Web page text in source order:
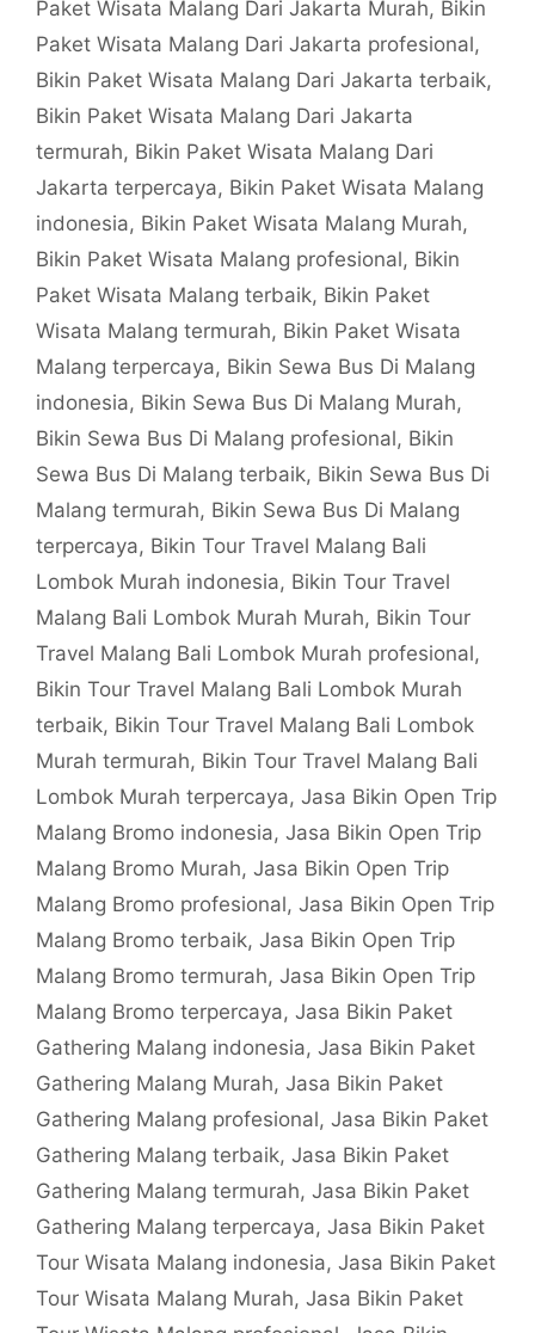
Paket Wisata Malang Dari Jakarta Murah, Bikin
Paket Wisata Malang Dari Jakarta profesional,
Bikin Paket Wisata Malang Dari Jakarta terbaik,
Bikin Paket Wisata Malang Dari Jakarta
termurah, Bikin Paket Wisata Malang Dari
Jakarta terpercaya, Bikin Paket Wisata Malang
indonesia, Bikin Paket Wisata Malang Murah,
Bikin Paket Wisata Malang profesional, Bikin
Paket Wisata Malang terbaik, Bikin Paket
Wisata Malang termurah, Bikin Paket Wisata
Malang terpercaya, Bikin Sewa Bus Di Malang
indonesia, Bikin Sewa Bus Di Malang Murah,
Bikin Sewa Bus Di Malang profesional, Bikin
Sewa Bus Di Malang terbaik, Bikin Sewa Bus Di
Malang termurah, Bikin Sewa Bus Di Malang
terpercaya, Bikin Tour Travel Malang Bali
Lombok Murah indonesia, Bikin Tour Travel
Malang Bali Lombok Murah Murah, Bikin Tour
Travel Malang Bali Lombok Murah profesional,
Bikin Tour Travel Malang Bali Lombok Murah
terbaik, Bikin Tour Travel Malang Bali Lombok
Murah termurah, Bikin Tour Travel Malang Bali
Lombok Murah terpercaya, Jasa Bikin Open Trip
Malang Bromo indonesia, Jasa Bikin Open Trip
Malang Bromo Murah, Jasa Bikin Open Trip
Malang Bromo profesional, Jasa Bikin Open Trip
Malang Bromo terbaik, Jasa Bikin Open Trip
Malang Bromo termurah, Jasa Bikin Open Trip
Malang Bromo terpercaya, Jasa Bikin Paket
Gathering Malang indonesia, Jasa Bikin Paket
Gathering Malang Murah, Jasa Bikin Paket
Gathering Malang profesional, Jasa Bikin Paket
Gathering Malang terbaik, Jasa Bikin Paket
Gathering Malang termurah, Jasa Bikin Paket
Gathering Malang terpercaya, Jasa Bikin Paket
Tour Wisata Malang indonesia, Jasa Bikin Paket
Tour Wisata Malang Murah, Jasa Bikin Paket